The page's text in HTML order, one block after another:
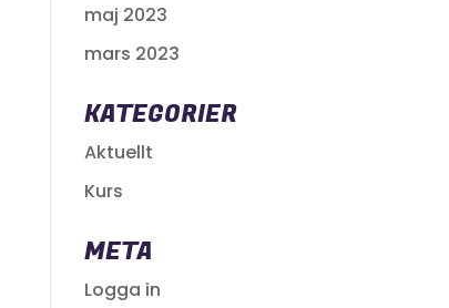
maj 2023
mars 2023
KATEGORIER
Aktuellt
Kurs
META
Logga in